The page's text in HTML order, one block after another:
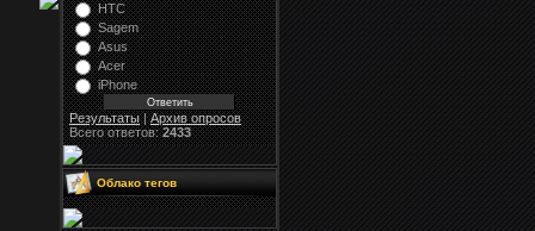
HTC
Sagem
Asus
Acer
iPhone
Результаты|Архив опросов
Всего ответов:2433
Облако тегов